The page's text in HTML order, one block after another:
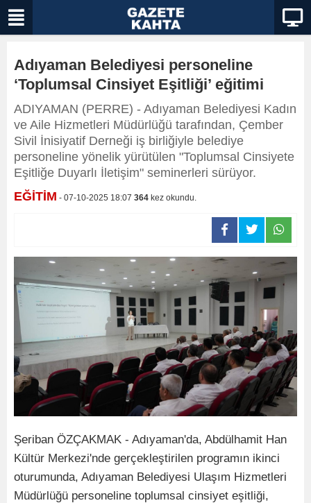
Adıyaman Belediyesi personeline
‘Toplumsal Cinsiyet Eşitliği’ eğitimi
ADIYAMAN (PERRE) - Adıyaman Belediyesi Kadın
ve Aile Hizmetleri Müdürlüğü tarafından, Çember
Sivil İnisiyatif Derneği iş birliğiyle belediye
personeline yönelik yürütülen "Toplumsal Cinsiyete
Eşitliğe Duyarlı İletişim" seminerleri sürüyor.
EĞİTİM - 07-10-2025 18:07 364 kez okundu.
Şeriban ÖZÇAKMAK - Adıyaman'da, Abdülhamit Han
Kültür Merkezi'nde gerçekleştirilen programın ikinci
oturumunda, Adıyaman Belediyesi Ulaşım Hizmetleri
Müdürlüğü personeline toplumsal cinsiyet eşitliği,